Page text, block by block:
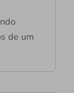
de um